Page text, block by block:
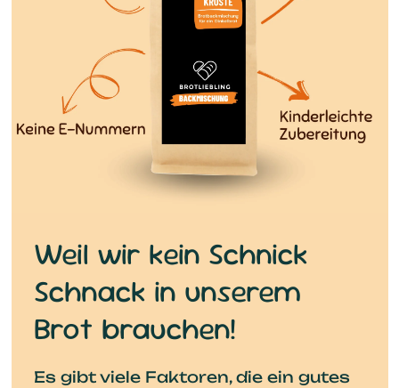
Weil wir kein Schnick
Schnack in unserem
Brot brauchen!
Es gibt viele Faktoren, die ein gutes